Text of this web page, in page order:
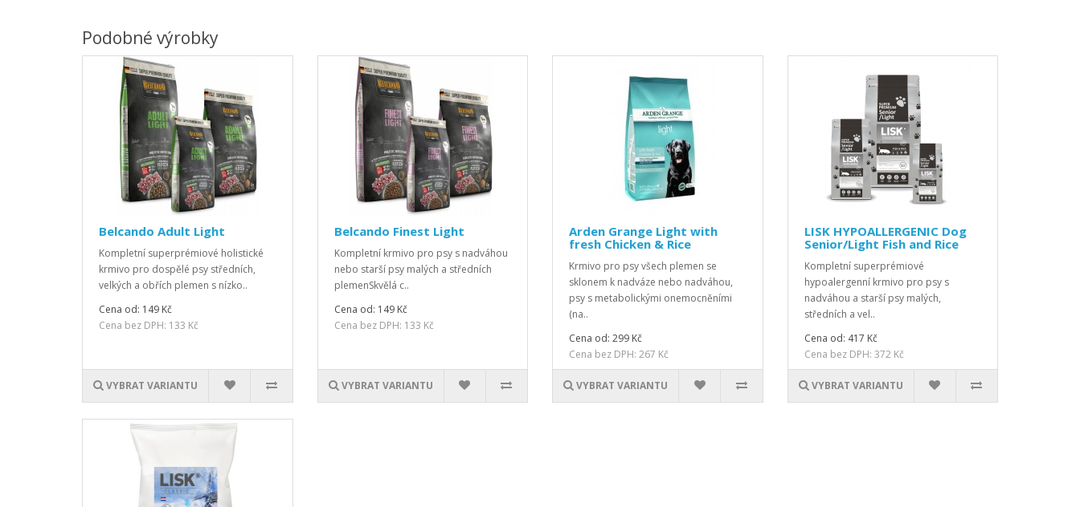
Podobné výrobky
Belcando Adult Light
Kompletní superprémiové holistické
krmivo pro dospělé psy středních,
velkých a obřích plemen s nízko..
Cena od: 149 Kč
Cena bez DPH: 133 Kč
VYBRAT VARIANTU
Belcando Finest Light
Kompletní krmivo pro psy s nadváhou
nebo starší psy malých a středních
plemenSkvělá c..
Cena od: 149 Kč
Cena bez DPH: 133 Kč
VYBRAT VARIANTU
Arden Grange Light with
fresh Chicken & Rice
Krmivo pro psy všech plemen se
sklonem k nadváze nebo nadváhou,
psy s metabolickými onemocněními
(na..
Cena od: 299 Kč
Cena bez DPH: 267 Kč
VYBRAT VARIANTU
LISK HYPOALLERGENIC Dog
Senior/Light Fish and Rice
Kompletní superprémiové
hypoalergenní krmivo pro psy s
nadváhou a starší psy malých,
středních a vel..
Cena od: 417 Kč
Cena bez DPH: 372 Kč
VYBRAT VARIANTU